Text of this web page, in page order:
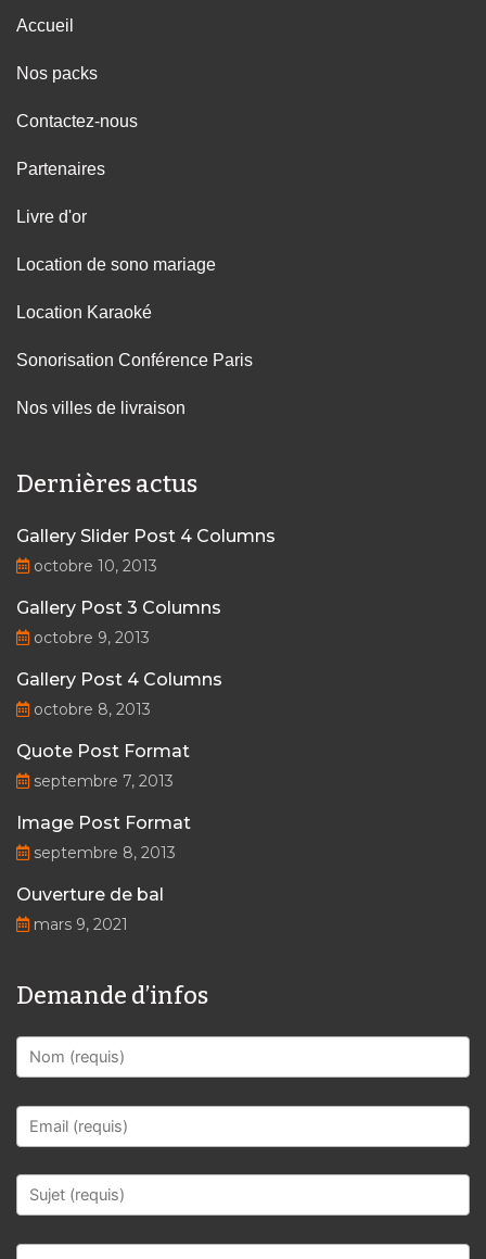
Accueil
Nos packs
Contactez-nous
Partenaires
Livre d'or
Location de sono mariage
Location Karaoké
Sonorisation Conférence Paris
Nos villes de livraison
Dernières actus
Gallery Slider Post 4 Columns
octobre 10, 2013
Gallery Post 3 Columns
octobre 9, 2013
Gallery Post 4 Columns
octobre 8, 2013
Quote Post Format
septembre 7, 2013
Image Post Format
septembre 8, 2013
Ouverture de bal
mars 9, 2021
Demande d’infos